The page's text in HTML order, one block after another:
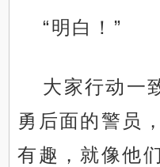
“明白！”
大家行动一
勇后面的警员
有趣，就像他